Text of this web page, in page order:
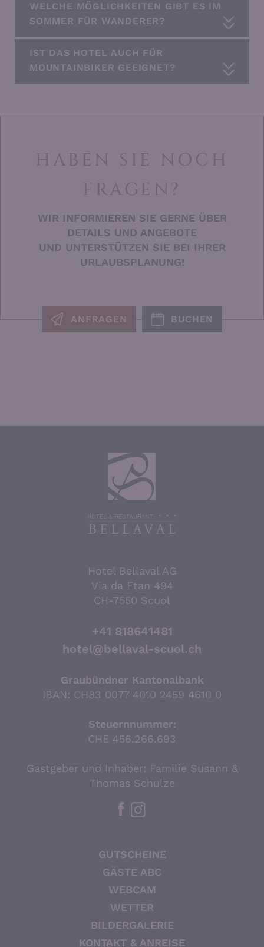
WELCHE MÖGLICHKEITEN GIBT ES IM
SOMMER FÜR WANDERER?
IST DAS HOTEL AUCH FÜR
MOUNTAINBIKER GEEIGNET?
HABEN SIE NOCH
FRAGEN?
WIR INFORMIEREN SIE GERNE ÜBER
DETAILS UND ANGEBOTE
UND UNTERSTÜTZEN SIE BEI IHRER
URLAUBSPLANUNG!
ANFRAGEN BUCHEN
Hotel Bellaval AG
Via da Ftan 494
CH-7550 Scuol
+41 818641481
hotel@bellaval-scuol.ch
Graubündner Kantonalbank
IBAN: CH83 0077 4010 2459 4610 0
Steuernnummer:
CHE 456.266.693
Gastgeber und Inhaber: Familie Susann &
Thomas Schulze
GUTSCHEINE
GÄSTE ABC
WEBCAM
WETTER
BILDERGALERIE
KONTAKT & ANREISE